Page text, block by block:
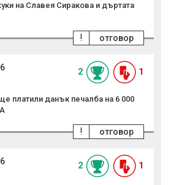
на Славея Сиракова и дъртата
отговор
!
2 1
платили данък печалба на 6 000
отговор
!
2 1